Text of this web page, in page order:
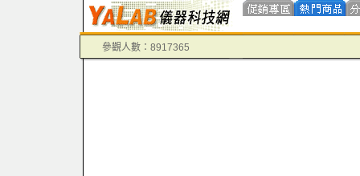
參觀人數：8917365